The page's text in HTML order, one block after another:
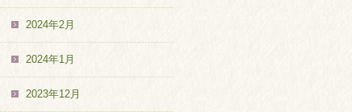
2024年2月
2024年1月
2023年12月